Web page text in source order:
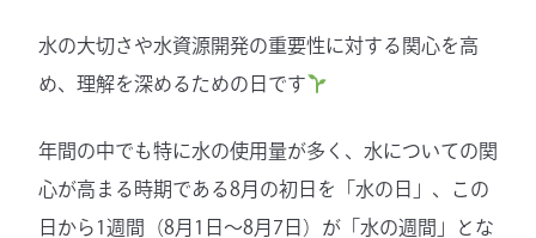
水の大切さや水資源開発の重要性に対する関心を高
め、理解を深めるための日です
年間の中でも特に水の使用量が多く、水についての関
心が高まる時期である8月の初日を「水の日」、この
日から1週間（8月1日〜8月7日）が「水の週間」とな